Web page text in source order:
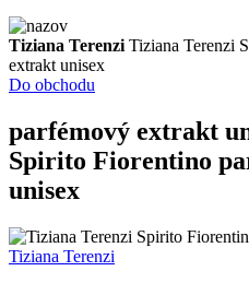
Tiziana Terenzi Tiziana Terenzi
extrakt unisex
Do obchodu
parfémový extrakt
Spirito Fiorentino
unisex
Tiziana Terenzi